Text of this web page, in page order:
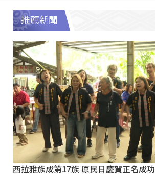
推薦新聞
西拉雅族成第17族 原民日慶賀正名成功